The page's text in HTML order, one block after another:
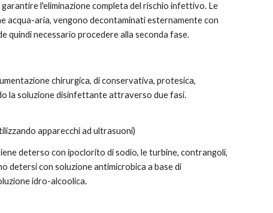
l'eliminazione completa del rischio infettivo. Le
acqua-aria, vengono decontaminati esternamente con
quindi necessario procedere alla seconda fase.
chirurgica, di conservativa, protesica,
la soluzione disinfettante attraverso due fasi.
apparecchi ad ultrasuoni)
deterso con ipoclorito di sodio, le turbine, contrangoli,
detersi con soluzione antimicrobica a base di
idro-alcoolica.